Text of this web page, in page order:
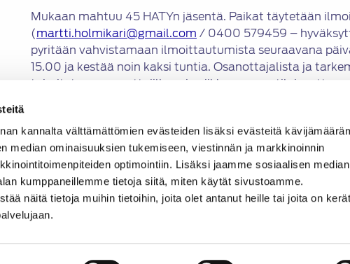
kannalta välttämättömien evästeiden lisäksi evästeitä
median ominaisuuksien tukemiseen, viestinnän ja markkinoinnin
optimointiin. Lisäksi jaamme sosiaalisen
kumppaneillemme tietoja siitä, miten käytät sivustoamme.
näitä tietoja muihin tietoihin, joita olet antanut heille tai joita on
Mukaan mahtuu 45 HATYn jäsentä. Paikat täytetään
(martti.holmikari@gmail.com / 0400 579459 –
pyritään vahvistamaan ilmoittautumista seuraavana
15.00 ja kestää noin kaksi tuntia. Osanottajalista ja
toimitetaan osanottajille noin viikkoa ennen tilaisuutta.
Saapuminen
Jätevoimalalle ajetaan Länsimäentien eritasoliittymän
poistutaan Länsimäentien eritasoliittymästä E52 ja
opastetta. Jätevoimalan osoite on Pitkäsuontie 10, 01230
Esittelijämme – ja HATYn edustaja – ovat vastassa